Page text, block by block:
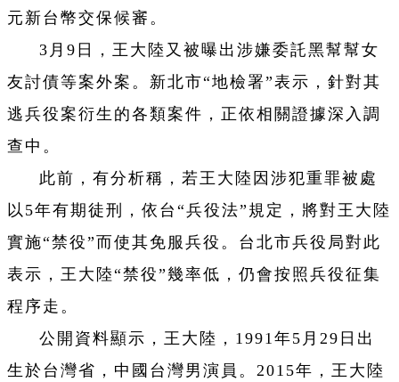
元新台幣交保候審。
3月9日，王大陸又被曝出涉嫌委託黑幫幫女
友討債等案外案。新北市“地檢署”表示，針對其
逃兵役案衍生的各類案件，正依相關證據深入調
查中。
此前，有分析稱，若王大陸因涉犯重罪被處
以5年有期徒刑，依台“兵役法”規定，將對王大陸
實施“禁役”而使其免服兵役。台北市兵役局對此
表示，王大陸“禁役”幾率低，仍會按照兵役征集
程序走。
公開資料顯示，王大陸，1991年5月29日出
生於台灣省，中國台灣男演員。2015年，王大陸